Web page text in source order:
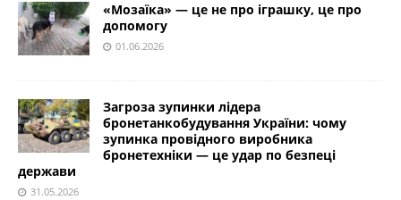
«Мозаїка» — це не про іграшку, це про
допомогу
01.06.2026
Загроза зупинки лідера
бронетанкобудування України: чому
зупинка провідного виробника
бронетехніки — це удар по безпеці
держави
31.05.2026